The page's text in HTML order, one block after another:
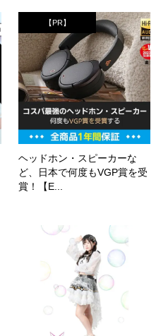
【PR】
ヘッドホン・スピーカーな
ど、日本で何度もVGP賞を受
賞！【E...